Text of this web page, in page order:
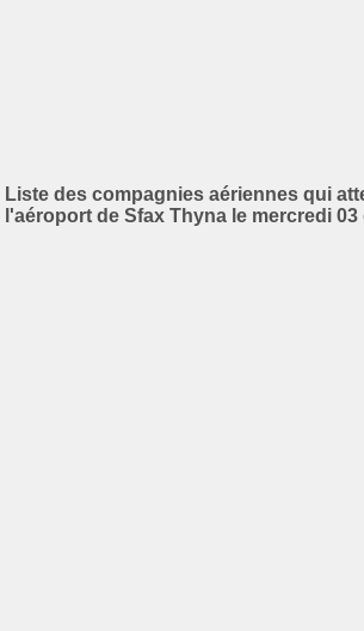
Liste des compagnies aériennes qui
l'aéroport de Sfax Thyna le mercredi